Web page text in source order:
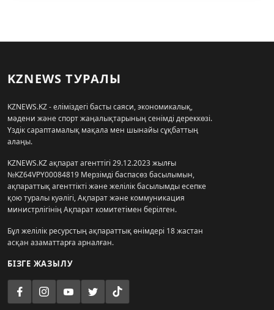
KZNEWS ТУРАЛЫ
KZNEWS.KZ - еліміздегі басты саяси, экономикалық,
мәдени және спорт жаңалықтарының сенімді дереккөзі.
Үздік сараптамалық мақала мен шынайы сұқбаттың
алаңы.
KZNEWS.KZ ақпарат агенттігі 29.12.2023 жылғы
№KZ64VPY00084819 Мерзімді баспасөз басылымын,
ақпараттық агенттікті және желілік басылымды есепке
қою туралы куәлігі, Ақпарат және коммуникация
министрлігінің Ақпарат комитетімен берілген.
Бұл желілік ресурстың ақпараттық өнімдері 18 жастан
асқан азаматтарға арналған.
БІЗГЕ ЖАЗЫЛУ